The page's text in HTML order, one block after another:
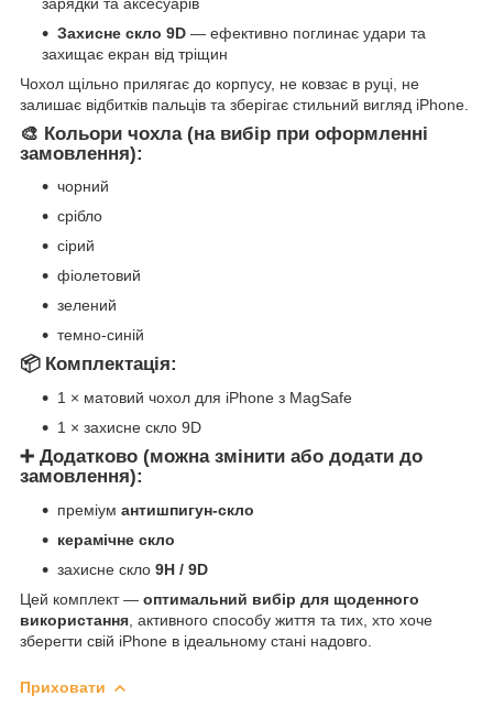
Захисне скло 9D — ефективно поглинає удари та
захищає екран від тріщин
Чохол щільно прилягає до корпусу, не ковзає в руці, не
залишає відбитків пальців та зберігає стильний вигляд iPhone.
🎨 Кольори чохла (на вибір при оформленні
замовлення):
чорний
срібло
сірий
фіолетовий
зелений
темно-синій
📦 Комплектація:
1 × матовий чохол для iPhone з MagSafe
1 × захисне скло 9D
➕ Додатково (можна змінити або додати до
замовлення):
преміум антишпигун-скло
керамічне скло
захисне скло 9H / 9D
Цей комплект — оптимальний вибір для щоденного
використання , активного способу життя та тих, хто хоче
зберегти свій iPhone в ідеальному стані надовго.
Приховати